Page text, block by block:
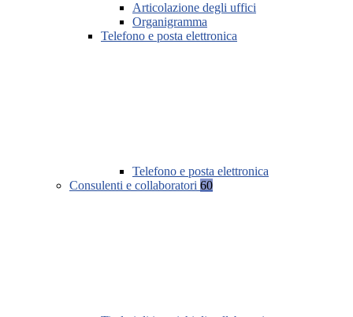
Articolazione degli uffici
Organigramma
Telefono e posta elettronica
Telefono e posta elettronica
Consulenti e collaboratori 60